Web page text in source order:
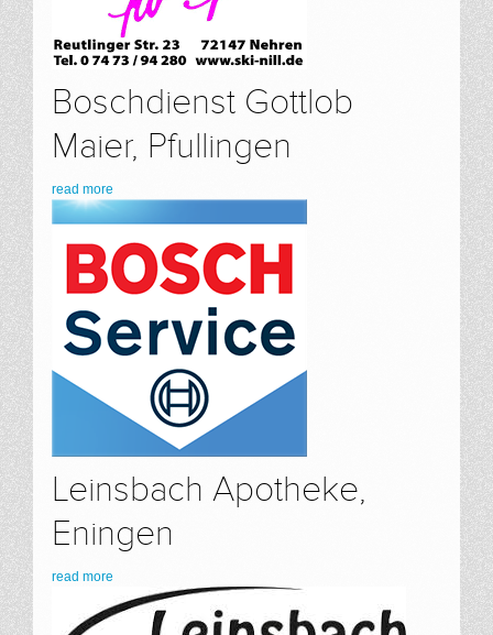
Boschdienst Gottlob
Maier, Pfullingen
read more
Leinsbach Apotheke,
Eningen
read more